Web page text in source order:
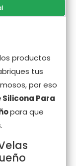
productos
tus
por eso
Silicona Para
para que